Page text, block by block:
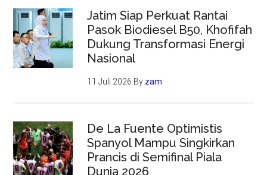
Jatim Siap Perkuat Rantai
Pasok Biodiesel B50, Khofifah
Dukung Transformasi Energi
Nasional
11 Juli 2026 By zam
De La Fuente Optimistis
Spanyol Mampu Singkirkan
Prancis di Semifinal Piala
Dunia 2026